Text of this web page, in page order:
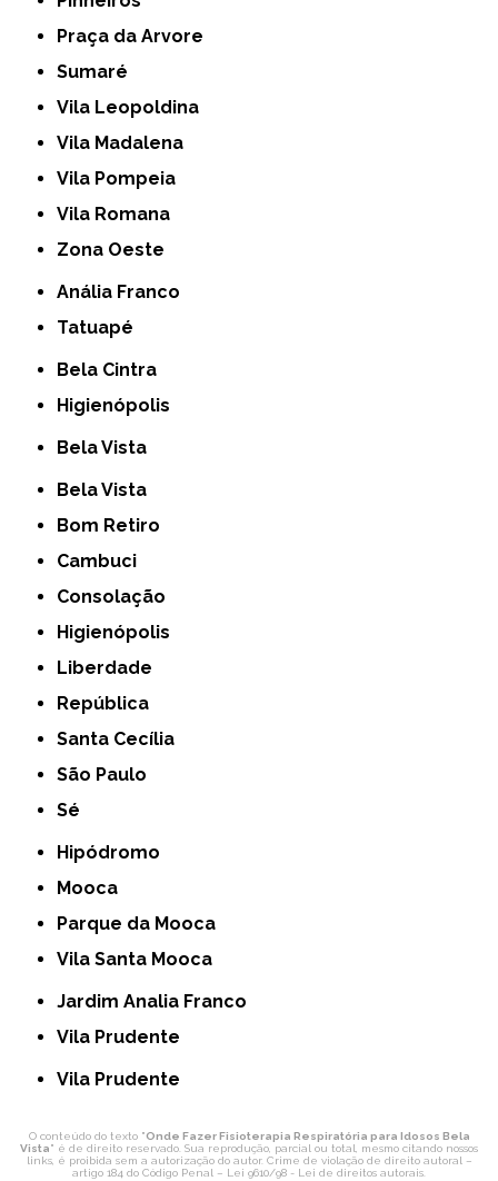
Praça da Arvore
Sumaré
Vila Leopoldina
Vila Madalena
Vila Pompeia
Vila Romana
Zona Oeste
Anália Franco
Tatuapé
Bela Cintra
Higienópolis
Bela Vista
Bela Vista
Bom Retiro
Cambuci
Consolação
Higienópolis
Liberdade
República
Santa Cecília
São Paulo
Sé
Hipódromo
Mooca
Parque da Mooca
Vila Santa Mooca
Jardim Analia Franco
Vila Prudente
Vila Prudente
O conteúdo do texto "Onde Fazer Fisioterapia Respiratória para Idosos Bela
Vista" é de direito reservado. Sua reprodução, parcial ou total, mesmo citando nossos
links, é proibida sem a autorização do autor. Crime de violação de direito autoral –
artigo 184 do Código Penal – Lei 9610/98 - Lei de direitos autorais